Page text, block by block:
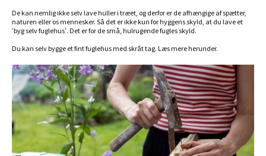
De kan nemlig ikke selv lave huller i træet, og derfor er de afhængige af spætter,
naturen eller os mennesker. Så det er ikke kun for hyggens skyld, at du lave et
‘byg selv fuglehus’. Det er for de små, hulrugende fugles skyld.
Du kan selv bygge et fint fuglehus med skråt tag. Læs mere herunder.